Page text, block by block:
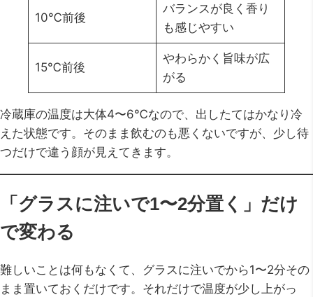
10℃前後
バランスが良く香り
も感じやすい
15℃前後
やわらかく旨味が広
がる
冷蔵庫の温度は大体4〜6℃なので、出したてはかなり冷
えた状態です。そのまま飲むのも悪くないですが、少し待
つだけで違う顔が見えてきます。
「グラスに注いで1〜2分置く」だけ
で変わる
難しいことは何もなくて、グラスに注いでから1〜2分その
まま置いておくだけです。それだけで温度が少し上がっ